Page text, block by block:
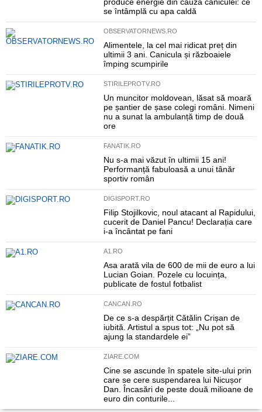
se întâmplă cu apa caldă
OBSERVATORNEWS.RO
Alimentele, la cel mai ridicat preț din
ultimii 3 ani. Canicula și războaiele
împing scumpirile
STIRILEPROTV.RO
Un muncitor moldovean, lăsat să moară
pe șantier de șase colegi români. Nimeni
nu a sunat la ambulanță timp de două
ore
FANATIK.RO
Nu s-a mai văzut în ultimii 15 ani!
Performanță fabuloasă a unui tânăr
sportiv român
DIGISPORT.RO
Filip Stojilkovic, noul atacant al Rapidului,
cucerit de Daniel Pancu! Declarația care
i-a încântat pe fani
A1.RO
Asa arată vila de 600 de mii de euro a lui
Lucian Goian. Pozele cu locuința,
publicate de fostul fotbalist
CANCAN.RO
De ce s-a despărțit Cătălin Crișan de
iubită. Artistul a spus tot: „Nu pot să
ajung la standardele ei”
ZIARE.COM
Cine se ascunde în spatele site-ului prin
care se cere suspendarea lui Nicușor
Dan. Încasări de peste două milioane de
euro din conturile...